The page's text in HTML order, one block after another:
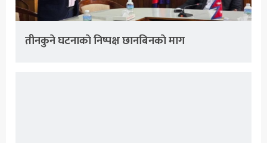
तीनकुने घटनाकाे निष्पक्ष छानबिनकाे माग